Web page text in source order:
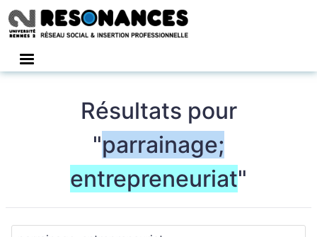
Résultats pour
"parrainage;
entrepreneuriat"